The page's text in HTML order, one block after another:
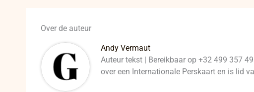
Over de auteur
Andy Vermaut
Auteur tekst | Bereikbaar op +32 499 357
over een Internationale Perskaart en is lid